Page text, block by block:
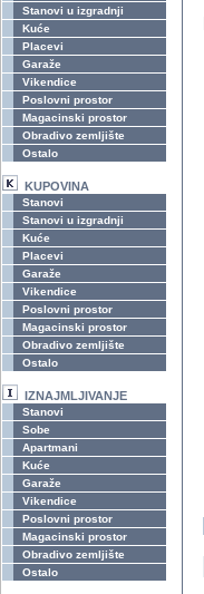
Stanovi u izgradnji
Kuće
Placevi
Garaže
Vikendice
Poslovni prostor
Magacinski prostor
Obradivo zemljište
Ostalo
KUPOVINA
Stanovi
Stanovi u izgradnji
Kuće
Placevi
Garaže
Vikendice
Poslovni prostor
Magacinski prostor
Obradivo zemljište
Ostalo
IZNAJMLJIVANJE
Stanovi
Sobe
Apartmani
Kuće
Garaže
Vikendice
Poslovni prostor
Magacinski prostor
Obradivo zemljište
Ostalo